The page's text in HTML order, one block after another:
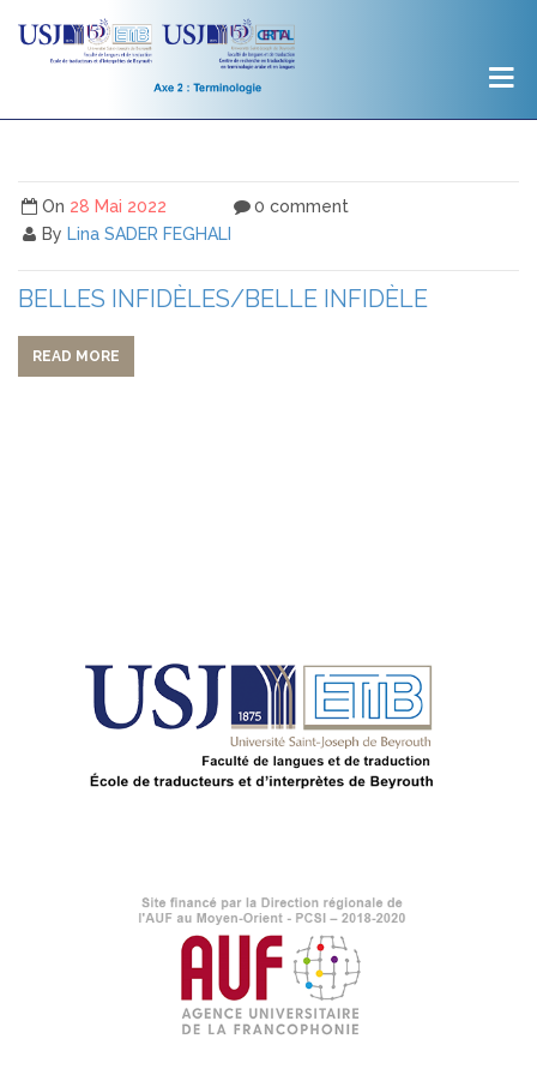
On 28 Mai 2022
By Lina SADER FEGHALI
0 comment
BELLES INFIDÈLES/BELLE INFIDÈLE
READ MORE